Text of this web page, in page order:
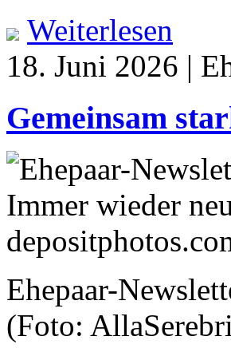
Weiterlesen
18. Juni 2026 |
Gemeinsam
Ehepaar-
(Foto: